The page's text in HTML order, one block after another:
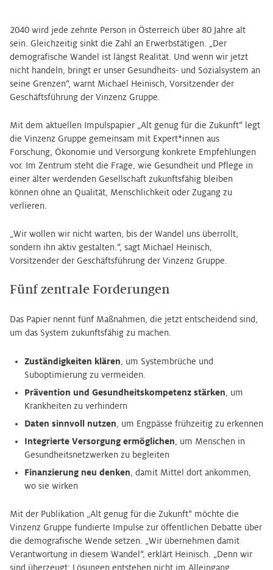
2040 wird jede zehnte Person in Österreich über 80 Jahre alt
sein. Gleichzeitig sinkt die Zahl an Erwerbstätigen. „Der
demografische Wandel ist längst Realität. Und wenn wir jetzt
nicht handeln, bringt er unser Gesundheits- und Sozialsystem an
seine Grenzen“, warnt Michael Heinisch, Vorsitzender der
Geschäftsführung der Vinzenz Gruppe.
Mit dem aktuellen Impulspapier „Alt genug für die Zukunft“ legt
die Vinzenz Gruppe gemeinsam mit Expert*innen aus
Forschung, Ökonomie und Versorgung konkrete Empfehlungen
vor. Im Zentrum steht die Frage, wie Gesundheit und Pflege in
einer älter werdenden Gesellschaft zukunftsfähig bleiben
können ohne an Qualität, Menschlichkeit oder Zugang zu
verlieren.
„Wir wollen wir nicht warten, bis der Wandel uns überrollt,
sondern ihn aktiv gestalten.“, sagt Michael Heinisch,
Vorsitzender der Geschäftsführung der Vinzenz Gruppe.
Fünf zentrale Forderungen
Das Papier nennt fünf Maßnahmen, die jetzt entscheidend sind,
um das System zukunftsfähig zu machen.
Zuständigkeiten klären , um Systembrüche und
Suboptimierung zu vermeiden.
Prävention und Gesundheitskompetenz stärken , um
Krankheiten zu verhindern
Daten sinnvoll nutzen , um Engpässe frühzeitig zu erkennen
Integrierte Versorgung ermöglichen , um Menschen in
Gesundheitsnetzwerken zu begleiten
Finanzierung neu denken , damit Mittel dort ankommen,
wo sie wirken
Mit der Publikation „Alt genug für die Zukunft“ möchte die
Vinzenz Gruppe fundierte Impulse zur öffentlichen Debatte über
die demografische Wende setzen. „Wir übernehmen damit
Verantwortung in diesem Wandel“, erklärt Heinisch. „Denn wir
sind überzeugt: Lösungen entstehen nicht im Alleingang,